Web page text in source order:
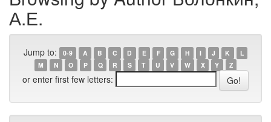
А.Е.
Jump to: 0-9 A B C D E F G H I J K
L
M
N O P Q R S T U V W X Y Z
or enter first few letters: